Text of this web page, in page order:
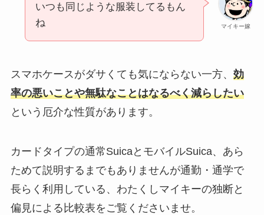
マイキー嫁
いつも同じような服装してるもん
ね
スマホケースがダサくても気にならない一方、 効
率の悪いことや無駄なことはなるべく減らしたい
という厄介な性質があります。
カードタイプの通常SuicaとモバイルSuica、あら
ためて説明するまでもありませんが通勤・通学で
長らく利用している、わたくしマイキーの独断と
偏見による比較表をご覧くださいませ。